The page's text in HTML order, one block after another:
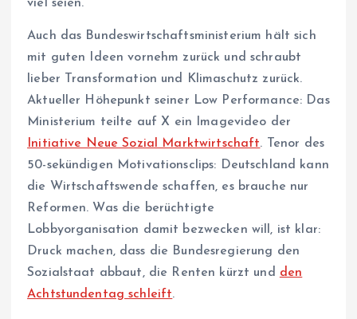
viel seien.
Auch das Bundeswirtschaftsministerium hält sich
mit guten Ideen vornehm zurück und schraubt
lieber Transformation und Klimaschutz zurück.
Aktueller Höhepunkt seiner Low Performance: Das
Ministerium teilte auf X ein Imagevideo der
Initiative Neue Sozial Marktwirtschaft. Tenor des
50-sekündigen Motivationsclips: Deutschland kann
die Wirtschaftswende schaffen, es brauche nur
Reformen. Was die berüchtigte
Lobbyorganisation damit bezwecken will, ist klar:
Druck machen, dass die Bundesregierung den
Sozialstaat abbaut, die Renten kürzt und den
Achtstundentag schleift.